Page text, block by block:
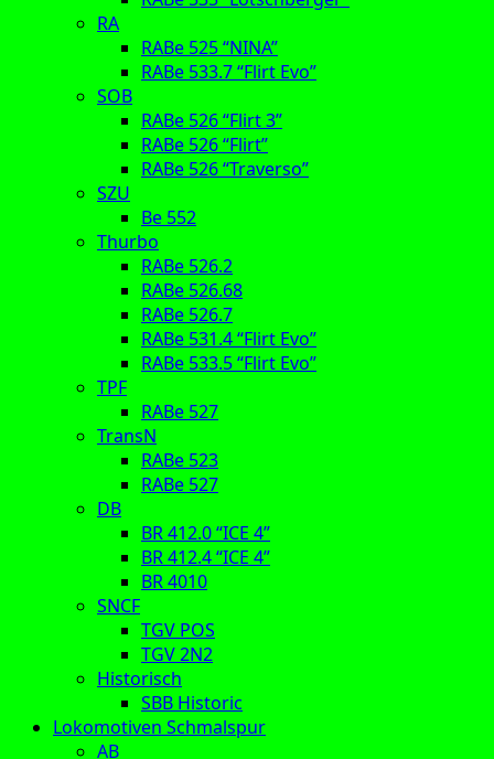
RA
RABe 525 “NINA”
RABe 533.7 “Flirt Evo”
SOB
RABe 526 “Flirt 3”
RABe 526 “Flirt”
RABe 526 “Traverso”
SZU
Be 552
Thurbo
RABe 526.2
RABe 526.68
RABe 526.7
RABe 531.4 “Flirt Evo”
RABe 533.5 “Flirt Evo”
TPF
RABe 527
TransN
RABe 523
RABe 527
DB
BR 412.0 “ICE 4”
BR 412.4 “ICE 4”
BR 4010
SNCF
TGV POS
TGV 2N2
Historisch
SBB Historic
Lokomotiven Schmalspur
AB